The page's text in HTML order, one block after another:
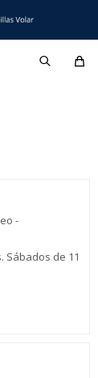
-
Sábados de 11